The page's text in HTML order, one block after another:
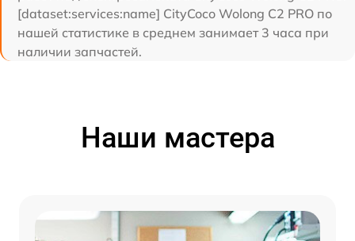
[dataset:services:name] CityCoco Wolong C2 PRO по
нашей статистике в среднем занимает 3 часа при
наличии запчастей.
Наши мастера